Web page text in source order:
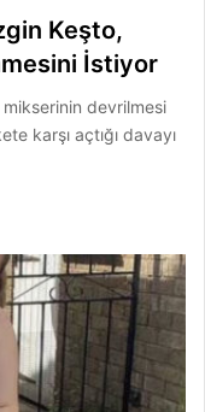
Keşto,
İstiyor
mikserinin devrilmesi
karşı açtığı davayı